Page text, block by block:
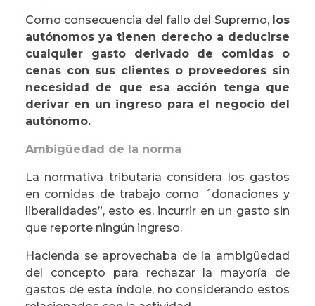
Como consecuencia del fallo del Supremo, los
autónomos ya tienen derecho a deducirse
cualquier gasto derivado de comidas o
cenas con sus clientes o proveedores sin
necesidad de que esa acción tenga que
derivar en un ingreso para el negocio del
autónomo.
Ambigüedad de la norma
La normativa tributaria considera los gastos
en comidas de trabajo como ´donaciones y
liberalidades”, esto es, incurrir en un gasto sin
que reporte ningún ingreso.
Hacienda se aprovechaba de la ambigüedad
del concepto para rechazar la mayoría de
gastos de esta índole, no considerando estos